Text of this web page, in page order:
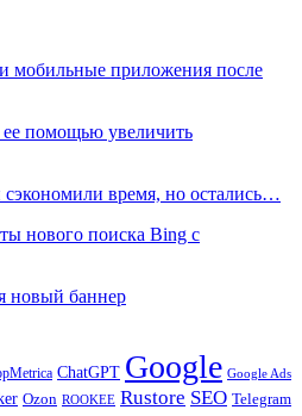
мобильные приложения после
ее помощью увеличить
время, но остались…
нового поиска Bing с
новый баннер
ChatGPT Google Google Ads
Ozon ROOKEE Rustore SEO Telegram